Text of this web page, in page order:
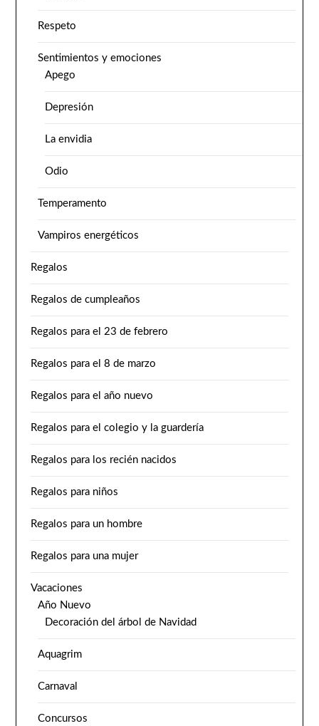
Respeto
Sentimientos y emociones
Apego
Depresión
La envidia
Odio
Temperamento
Vampiros energéticos
Regalos
Regalos de cumpleaños
Regalos para el 23 de febrero
Regalos para el 8 de marzo
Regalos para el año nuevo
Regalos para el colegio y la guardería
Regalos para los recién nacidos
Regalos para niños
Regalos para un hombre
Regalos para una mujer
Vacaciones
Año Nuevo
Decoración del árbol de Navidad
Aquagrim
Carnaval
Concursos